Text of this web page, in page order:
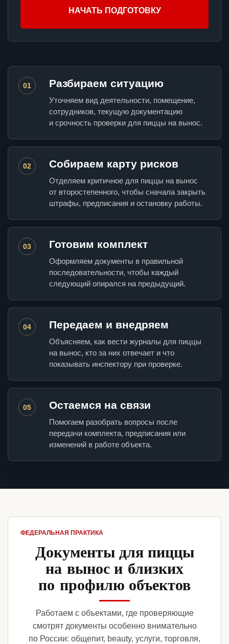
НАЧАТЬ ПОДГОТОВКУ
01 Разбираем ситуацию
Уточняем вид деятельности, помещение,
сотрудников, текущую документацию
и срочность проверки для пиццы на вынос.
02 Собираем карту рисков
Отделяем критичное для пиццы на вынос
от второстепенного, чтобы сначала закрыть
штрафы, предписания и остановку работы.
03 Готовим комплект
Оформляем документы в правильной
последовательности, чтобы каждый
следующий опирался на предыдущий.
04 Передаем и внедряем
Объясняем, как вести журналы для пиццы
на вынос, кто за них отвечает и что
показывать инспектору при проверке.
05 Остаемся на связи
Помогаем разобрать вопросы после
передачи комплекта, предписания или
изменений в работе объекта.
ФЕДЕРАЛЬНАЯ ПРАКТИКА
Документы для пиццы
на вынос и близких
по профилю объектов
Работаем с объектами, где проверяющие
смотрят документы особенно внимательно
по России: общепит, beauty, услуги, торговля,